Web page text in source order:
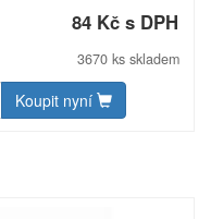
kapsy se přizpůsobí
krabičce Schwarzwolf.
180 g/m2, vnitřní
× 1 cm. Uhlíková stopa:
84 Kč s DPH
3670 ks skladem
Koupit nyní